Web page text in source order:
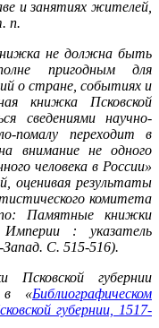
и занятиях жителей,
п.
не должна быть
пригодным для
о стране, событиях и
книжка Псковской
сведениями научно-
помалу переходит в
внимание не одного
человека в России»
оценивая результаты
комитета
Памятные книжки
Империи : указатель
С. 515-516).
губернии
в «Библиографическом
губернии, 1517-